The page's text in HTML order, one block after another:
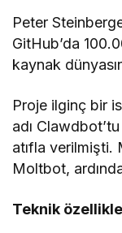
Peter
GitHub’da
kaynak
Proje ilginç bir
adı
atıfla verilmişti.
Moltbot,
Teknik